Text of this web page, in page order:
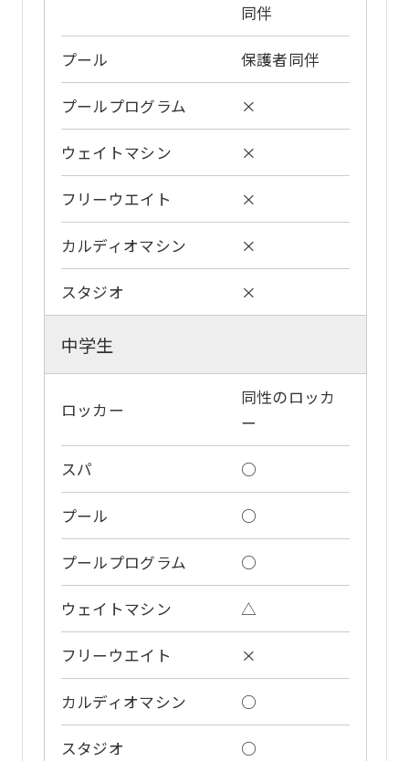
同伴
プール 保護者同伴
プールプログラム ×
ウェイトマシン ×
フリーウエイト ×
カルディオマシン ×
スタジオ ×
中学生
ロッカー
同性のロッカ
ー
スパ ○
プール ○
プールプログラム ○
ウェイトマシン △
フリーウエイト ×
カルディオマシン ○
スタジオ ○
an
accurate
translation.
translation
may
differ
the
content.
you
fully
understand
before
using
service.
Automatic